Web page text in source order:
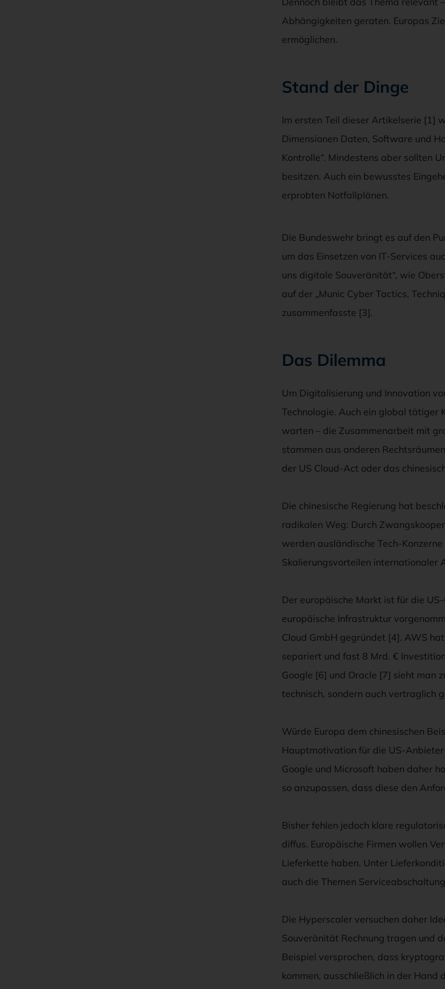
Abhängigkeiten geraten. Europas
ermöglichen.
Stand der Dinge
Im ersten Teil dieser Artikelserie [1]
Dimensionen Daten, Software und
Kontrolle“. Mindestens aber sollten
besitzen. Auch ein bewusstes
erprobten Notfallplänen.
Die Bundeswehr bringt es auf den
um das Einsetzen von IT-Services
uns digitale Souveränität“, wie
auf der „Munic Cyber Tactics,
zusammenfasste [3].
Das Dilemma
Um Digitalisierung und Innovation
Technologie. Auch ein global tätiger
warten – die Zusammenarbeit mit
stammen aus anderen
der US Cloud-Act oder das
Die chinesische Regierung hat
radikalen Weg: Durch
werden ausländische Tech-
Skalierungsvorteilen internationaler
Der europäische Markt ist für die
europäische Infrastruktur
Cloud GmbH gegründet [4]. AWS
separiert und fast 8 Mrd. €
Google [6] und Oracle [7] sieht man
technisch, sondern auch vertraglich
Würde Europa dem chinesischen
Hauptmotivation für die US-
Google und Microsoft haben daher
so anzupassen, dass diese den
Bisher fehlen jedoch klare
diffus. Europäische Firmen wollen
Lieferkette haben. Unter
auch die Themen
Die Hyperscaler versuchen daher
Souveränität Rechnung tragen und
Beispiel versprochen, dass
kommen, ausschließlich in der Hand